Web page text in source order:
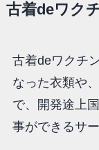
古着deワク
古着deワクチ
なった衣類や
で、開発途上
事ができるサ